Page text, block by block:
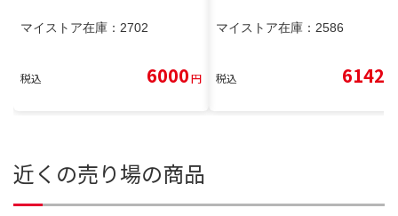
マイストア在庫： 2702
税込 6000円
マイストア在庫： 2586
税込 6142
近くの売り場の商品